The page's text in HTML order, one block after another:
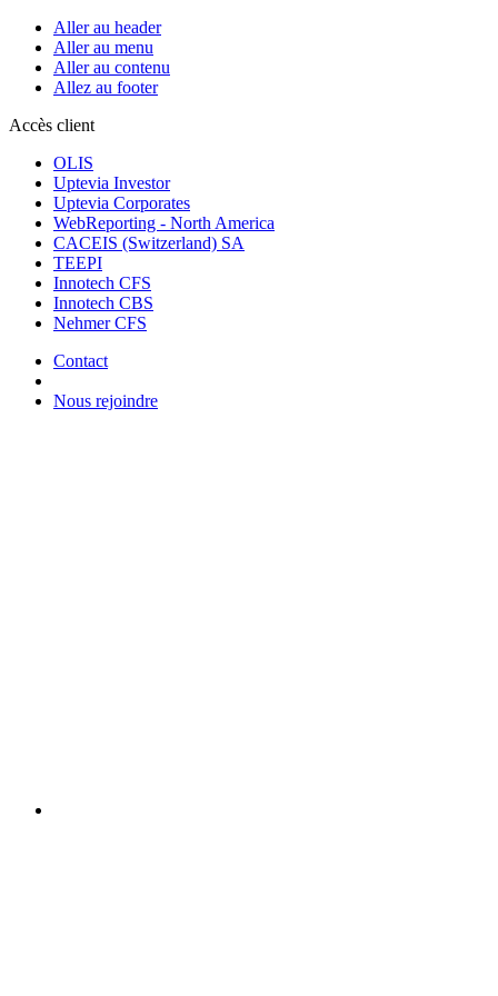
Aller au header
Aller au menu
Aller au contenu
Allez au footer
Accès client
OLIS
Uptevia Investor
Uptevia Corporates
WebReporting - North America
CACEIS (Switzerland) SA
TEEPI
Innotech CFS
Innotech CBS
Nehmer CFS
Contact
Nous rejoindre